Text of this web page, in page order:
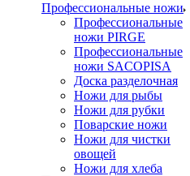
Профессиональные ножи
Профессиональные
ножи PIRGE
Профессиональные
ножи SACOPISA
Доска разделочная
Ножи для рыбы
Ножи для рубки
Поварские ножи
Ножи для чистки
овощей
Ножи для хлеба